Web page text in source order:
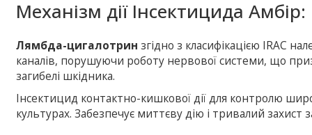
Механізм дії Інсектицида Амбір:
Лямбда-цигалотрин згідно з класифікацією IRAC
каналів, порушуючи роботу нервової системи, що
загибелі шкідника.
Інсектицид контактно-кишкової дії для контролю
культурах. Забезпечує миттєву дію і тривалий захист